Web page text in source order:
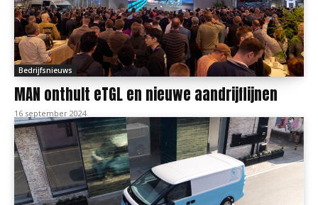
Bedrijfsnieuws
MAN onthult eTGL en nieuwe aandrijflijnen
16 september 2024